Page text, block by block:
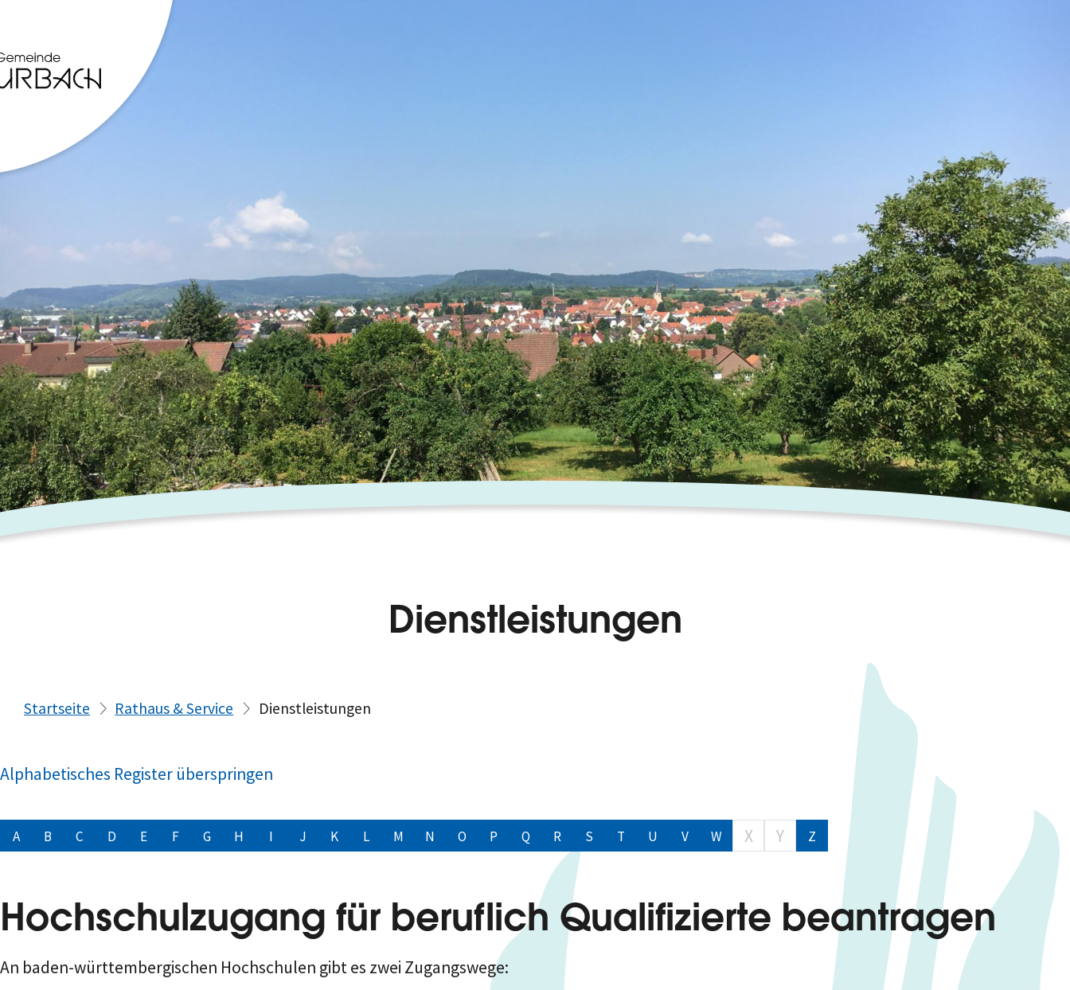
Dienstleistungen
Startseite Rathaus & Service Dienstleistungen
Alphabetisches Register überspringen
A B C D E F G H I J K L M N O P Q R S T U V W X Y Z
Hochschulzugang für beruflich Qualifizierte beantragen
An baden-württembergischen Hochschulen gibt es zwei Zugangswege: